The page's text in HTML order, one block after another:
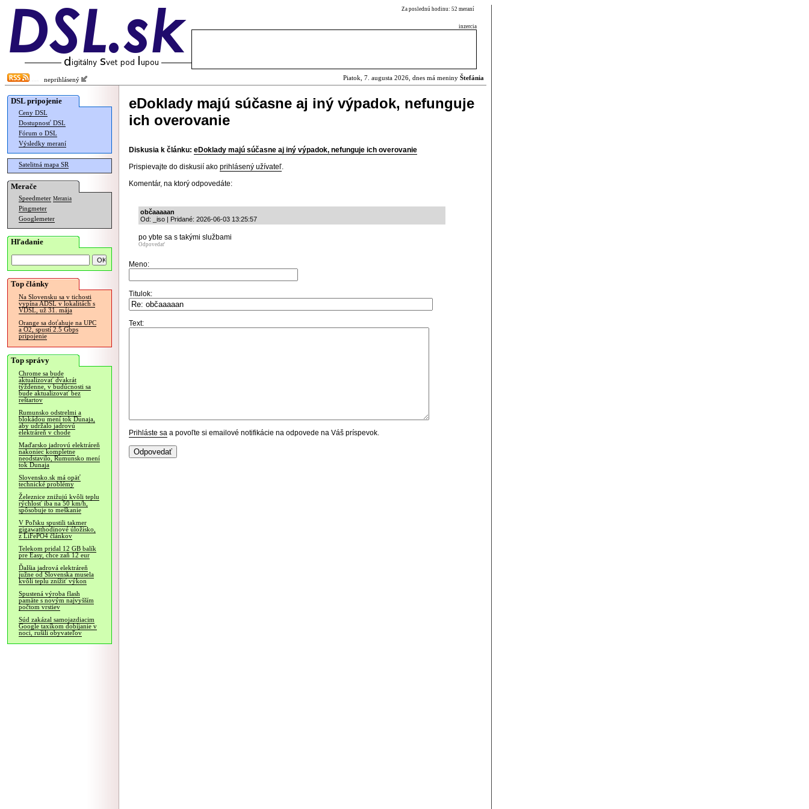
Za poslednú hodinu: 52 meraní
inzercia
neprihlásený Piatok, 7. augusta 2026, dnes má meniny Štefánia
DSL pripojenie
Ceny DSL
Dostupnosť DSL
Fórum o DSL
Výsledky meraní
Satelitná mapa SR
Merače
Speedmeter Merania
Pingmeter
Googlemeter
Hľadanie
Top články
Na Slovensku sa v tichosti
vypína ADSL v lokalitách s
VDSL, už 31. mája
Orange sa doťahuje na UPC
a O2, spustí 2.5 Gbps
pripojenie
Top správy
Chrome sa bude
aktualizovať dvakrát
týždenne, v budúcnosti sa
bude aktualizovať bez
reštartov
Rumunsko odstrelmi a
blokádou mení tok Dunaja,
aby udržalo jadrovú
elektráreň v chode
Maďarsko jadrovú elektráreň
nakoniec kompletne
neodstavilo, Rumunsko mení
tok Dunaja
Slovensko.sk má opäť
technické problémy
Železnice znižujú kvôli teplu
rýchlosť iba na 50 km/h,
spôsobuje to meškanie
V Poľsku spustili takmer
gigawatthodinové úložisko,
z LiFePO4 článkov
Telekom pridal 12 GB balík
pre Easy, chce zaň 12 eur
Ďalšia jadrová elektráreň
južne od Slovenska musela
kvôli teplu znížiť výkon
Spustená výroba flash
pamäte s novým najvyšším
počtom vrstiev
Súd zakázal samojazdiacim
Google taxíkom dobíjanie v
noci, rušili obyvateľov
eDoklady majú súčasne aj iný výpadok, nefunguje
ich overovanie
Diskusia k článku: eDoklady majú súčasne aj iný výpadok, nefunguje ich overovanie
Prispievajte do diskusií ako prihlásený užívateľ.
Komentár, na ktorý odpovedáte:
občaaaaan
Od: _iso | Pridané: 2026-06-03 13:25:57
po ybte sa s takými službami
Odpovedať
Meno:
Titulok:
Text:
Prihláste sa a povoľte si emailové notifikácie na odpovede na Váš príspevok.